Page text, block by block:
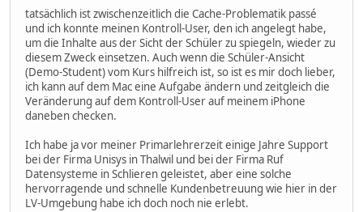
tatsächlich ist zwischenzeitlich die Cache-Problematik passé
und ich konnte meinen Kontroll-User, den ich angelegt habe,
um die Inhalte aus der Sicht der Schüler zu spiegeln, wieder zu
diesem Zweck einsetzen. Auch wenn die Schüler-Ansicht
(Demo-Student) vom Kurs hilfreich ist, so ist es mir doch lieber,
ich kann auf dem Mac eine Aufgabe ändern und zeitgleich die
Veränderung auf dem Kontroll-User auf meinem iPhone
daneben checken.
Ich habe ja vor meiner Primarlehrerzeit einige Jahre Support
bei der Firma Unisys in Thalwil und bei der Firma Ruf
Datensysteme in Schlieren geleistet, aber eine solche
hervorragende und schnelle Kundenbetreuung wie hier in der
LV-Umgebung habe ich doch noch nie erlebt.